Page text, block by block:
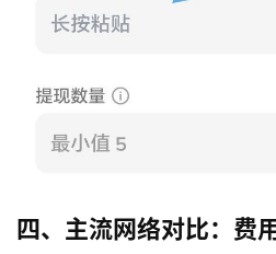
四、主流网络对比：费